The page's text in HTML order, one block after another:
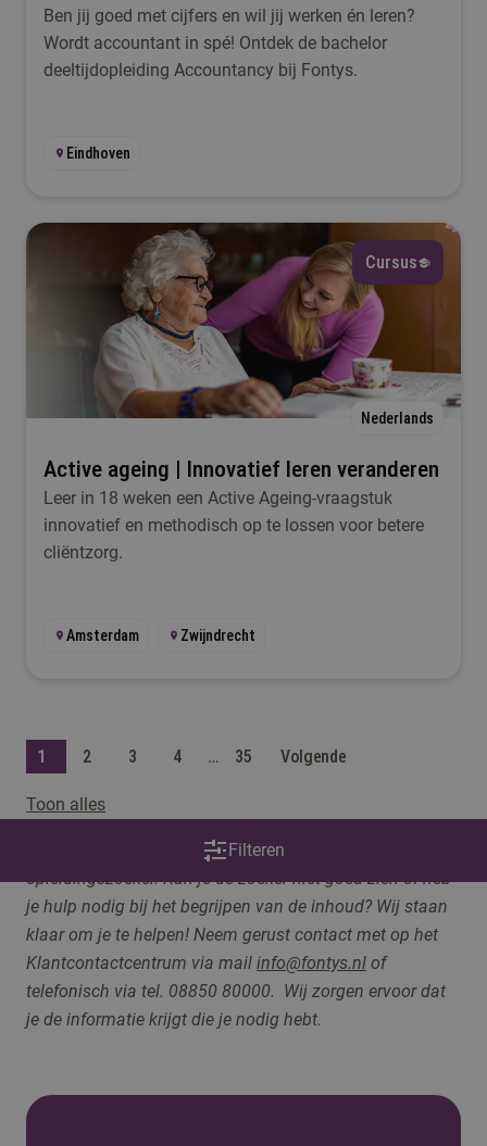
Ben jij goed met cijfers en wil jij werken én leren?
Wordt accountant in spé! Ontdek de bachelor
deeltijdopleiding Accountancy bij Fontys.
Eindhoven
Cursus
Nederlands
Active ageing | Innovatief leren veranderen
Leer in 18 weken een Active Ageing-vraagstuk
innovatief en methodisch op te lossen voor betere
cliëntzorg.
Amsterdam Zwijndrecht
1 2 3 4 … 35 Volgende
Toon alles
Filteren
Op deze pagina maken we gebruik van een
opleidingszoeker. Kan je de zoeker niet goed zien of heb
je hulp nodig bij het begrijpen van de inhoud? Wij staan
klaar om je te helpen! Neem gerust contact met op het
Klantcontactcentrum via mail info@fontys.nl of
telefonisch via tel. 08850 80000. Wij zorgen ervoor dat
je de informatie krijgt die je nodig hebt.